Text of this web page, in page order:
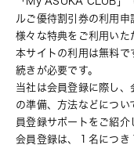
ルご優待割引券の利用
様々な特典をご利用いた
本サイトの利用は無料で
続きが必要です。
当社は会員登録に際し
の準備、方法などにつ
員登録サポートをご紹介
会員登録は、１名につき